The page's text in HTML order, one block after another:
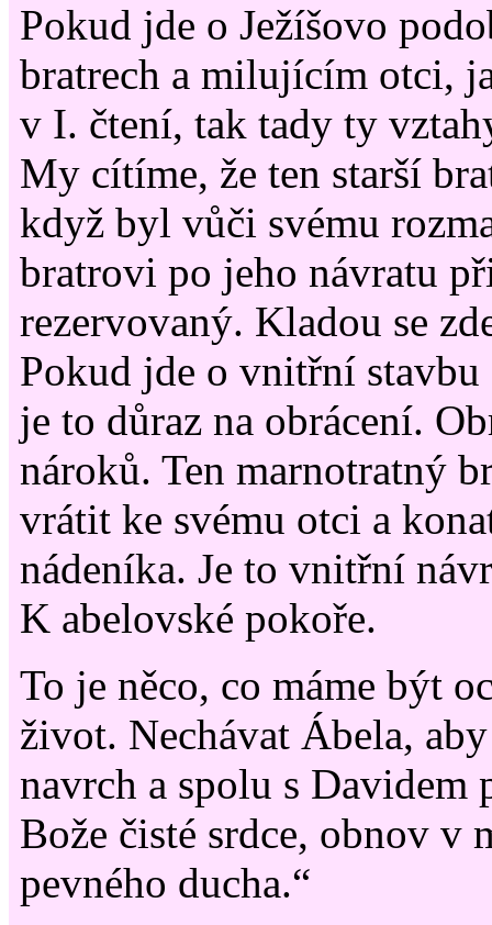
Pokud jde o Ježíšovo
bratrech a milujícím otci,
v I. čtení, tak tady ty
My cítíme, že ten starší
když byl vůči svému
bratrovi po jeho návratu
rezervovaný. Kladou se
Pokud jde o vnitřní stavbu
je to důraz na obrácení.
nároků. Ten marnotratný
vrátit ke svému otci a
nádeníka. Je to vnitřní
K abelovské pokoře.
To je něco, co máme být
život. Nechávat Ábela,
navrch a spolu s Davidem
Bože čisté srdce, obnov v
pevného ducha.“